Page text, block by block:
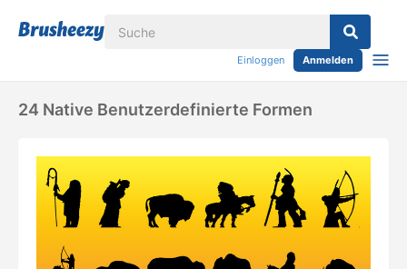
Einloggen Anmelden
24 Native Benutzerdefinierte Formen